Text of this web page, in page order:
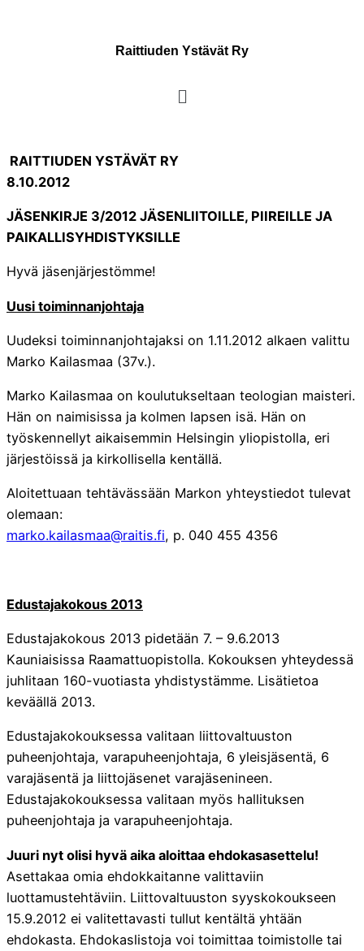
Raittiuden Ystävät Ry
RAITTIUDEN YSTÄVÄT RY
8.10.2012
JÄSENKIRJE 3/2012 JÄSENLIITOILLE, PIIREILLE JA
PAIKALLISYHDISTYKSILLE
Hyvä jäsenjärjestömme!
Uusi toiminnanjohtaja
Uudeksi toiminnanjohtajaksi on 1.11.2012 alkaen valittu
Marko Kailasmaa (37v.).
Marko Kailasmaa on koulutukseltaan teologian maisteri.
Hän on naimisissa ja kolmen lapsen isä. Hän on
työskennellyt aikaisemmin Helsingin yliopistolla, eri
järjestöissä ja kirkollisella kentällä.
Aloitettuaan tehtävässään Markon yhteystiedot tulevat
olemaan:
marko.kailasmaa@raitis.fi, p. 040 455 4356
Edustajakokous 2013
Edustajakokous 2013 pidetään 7. – 9.6.2013
Kauniaisissa Raamattuopistolla. Kokouksen yhteydessä
juhlitaan 160-vuotiasta yhdistystämme. Lisätietoa
keväällä 2013.
Edustajakokouksessa valitaan liittovaltuuston
puheenjohtaja, varapuheenjohtaja, 6 yleisjäsentä, 6
varajäsentä ja liittojäsenet varajäsenineen.
Edustajakokouksessa valitaan myös hallituksen
puheenjohtaja ja varapuheenjohtaja.
Juuri nyt olisi hyvä aika aloittaa ehdokasasettelu!
Asettakaa omia ehdokkaitanne valittaviin
luottamustehtäviin. Liittovaltuuston syyskokoukseen
15.9.2012 ei valitettavasti tullut kentältä yhtään
ehdokasta. Ehdokaslistoja voi toimittaa toimistolle tai